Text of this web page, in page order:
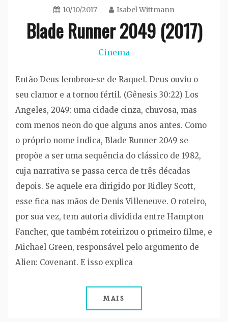
10/10/2017 Isabel Wittmann
Blade Runner 2049 (2017)
Cinema
Então Deus lembrou-se de Raquel. Deus ouviu o
seu clamor e a tornou fértil. (Gênesis 30:22) Los
Angeles, 2049: uma cidade cinza, chuvosa, mas
com menos neon do que alguns anos antes. Como
o próprio nome indica, Blade Runner 2049 se
propõe a ser uma sequência do clássico de 1982,
cuja narrativa se passa cerca de três décadas
depois. Se aquele era dirigido por Ridley Scott,
esse fica nas mãos de Denis Villeneuve. O roteiro,
por sua vez, tem autoria dividida entre Hampton
Fancher, que também roteirizou o primeiro filme, e
Michael Green, responsável pelo argumento de
Alien: Covenant. E isso explica
MAIS